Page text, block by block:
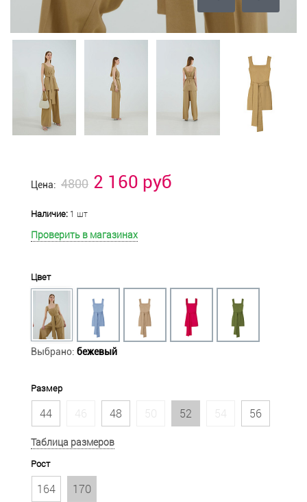
Цена: 4800 2 160 руб
Наличие: 1 шт
Проверить в магазинах
Цвет
Выбрано: бежевый
Размер
44 46 48 50 52 54 56
Таблица размеров
Рост
164 170